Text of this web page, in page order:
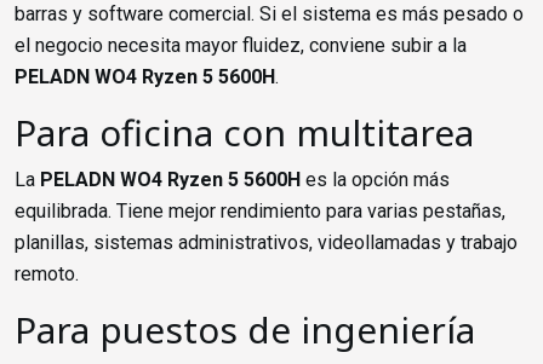
barras y software comercial. Si el sistema es más pesado o
el negocio necesita mayor fluidez, conviene subir a la
PELADN WO4 Ryzen 5 5600H.
Para oficina con multitarea
La PELADN WO4 Ryzen 5 5600H es la opción más
equilibrada. Tiene mejor rendimiento para varias pestañas,
planillas, sistemas administrativos, videollamadas y trabajo
remoto.
Para puestos de ingeniería